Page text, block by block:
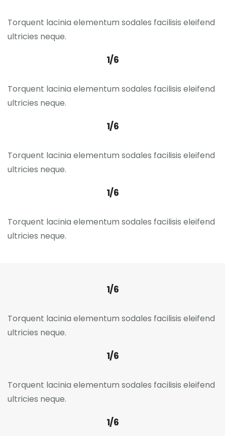
Torquent lacinia elementum sodales facilisis eleifend
ultricies neque.
1/6
Torquent lacinia elementum sodales facilisis eleifend
ultricies neque.
1/6
Torquent lacinia elementum sodales facilisis eleifend
ultricies neque.
1/6
Torquent lacinia elementum sodales facilisis eleifend
ultricies neque.
1/6
Torquent lacinia elementum sodales facilisis eleifend
ultricies neque.
1/6
Torquent lacinia elementum sodales facilisis eleifend
ultricies neque.
1/6